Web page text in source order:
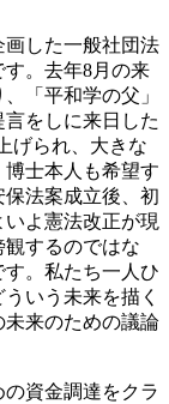
画した一般社団法
。去年8月の来
「平和学の父」
をしに来日した
げられ、大きな
士本人も希望す
法案成立後、初
よ憲法改正が現
するのではな
。私たち一人ひ
いう未来を描く
来のための議論
資金調達をクラ